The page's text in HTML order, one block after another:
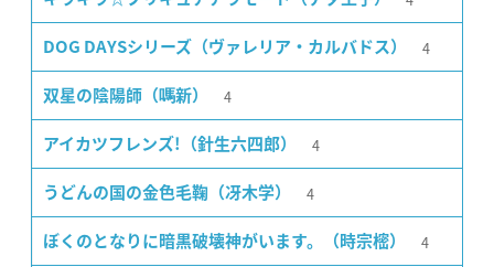
DOG DAYSシリーズ（ヴァレリア・カルバドス） 4
双星の陰陽師（嗎新） 4
アイカツフレンズ!（針生六四郎） 4
うどんの国の金色毛鞠（冴木学） 4
ぼくのとなりに暗黒破壊神がいます。（時宗樒） 4